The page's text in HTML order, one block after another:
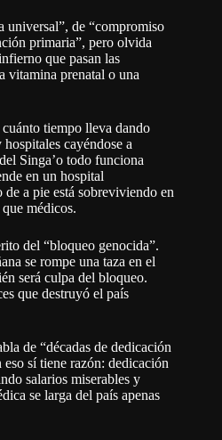
universal”, de “compromiso
primaria”, pero olvida
que pasan las
vitamina prenatal o una
tiempo lleva dando
cayéndose a
Singa’o todo funciona
en un hospital
a pie está sobreviviendo en
médicos.
del “bloqueo genocida”.
se rompe una taza en el
será culpa del bloqueo.
que destruyó el país
de “décadas de dedicación
sí tiene razón: dedicación
salarios miserables y
se larga del país apenas